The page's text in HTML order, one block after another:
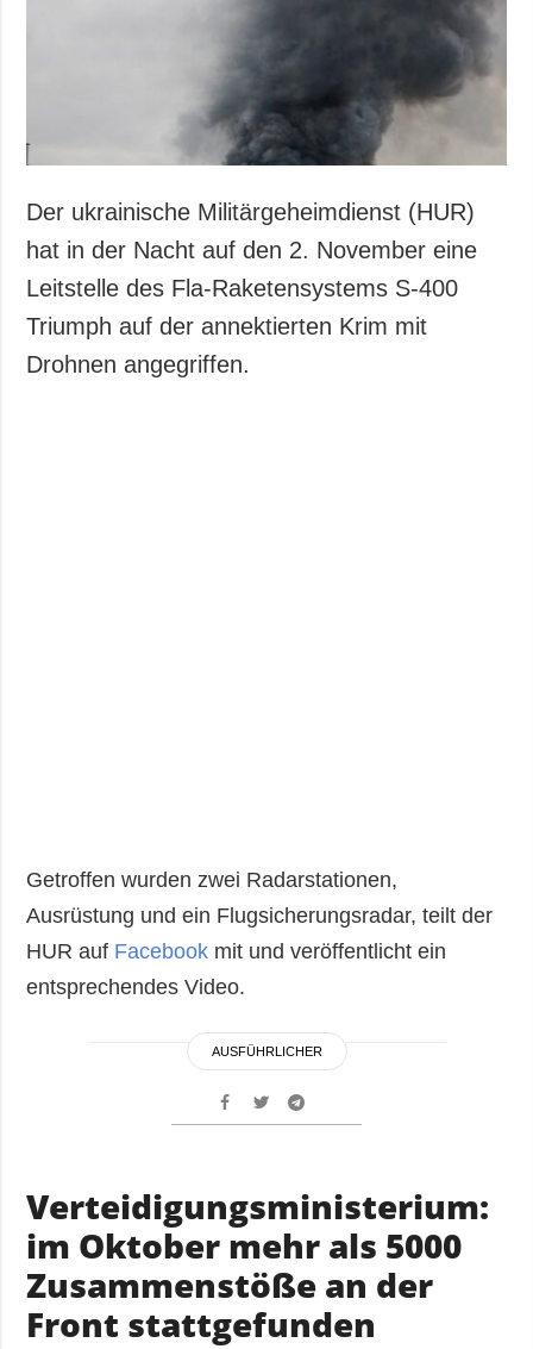
Der ukrainische Militärgeheimdienst (HUR)
hat in der Nacht auf den 2. November eine
Leitstelle des Fla-Raketensystems S-400
Triumph auf der annektierten Krim mit
Drohnen angegriffen.
Getroffen wurden zwei Radarstationen,
Ausrüstung und ein Flugsicherungsradar, teilt der
HUR auf Facebook mit und veröffentlicht ein
entsprechendes Video.
AUSFÜHRLICHER
Verteidigungsministerium:
im Oktober mehr als 5000
Zusammenstöße an der
Front stattgefunden